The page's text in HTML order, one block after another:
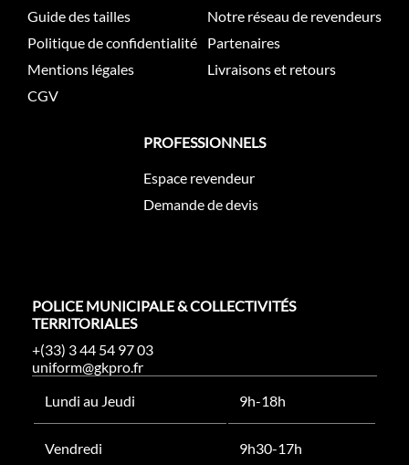
Guide des tailles
Politique de confidentialité
Mentions légales
CGV
Notre réseau de revendeurs
Partenaires
Livraisons et retours
PROFESSIONNELS
Espace revendeur
Demande de devis
POLICE MUNICIPALE & COLLECTIVITÉS
TERRITORIALES
+(33) 3 44 54 97 03
uniform@gkpro.fr
Lundi au Jeudi
9h-18h
Vendredi 9h30-17h